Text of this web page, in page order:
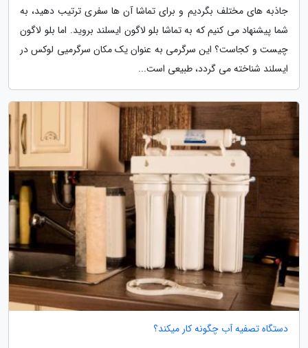
جاذبه های مختلف بگردیم و برای تماشا آن ها سفری ترتیب دهید، به
شما پیشنهاد می کنیم که به تماشا بلو لاگون ایسلند بروید. اما بلو لاگون
چیست و کجاست؟ این سرگرمی به عنوان یک مکان سرگرمیی لوکس در
ایسلند شناخته می گردد، طبیعی است...
دستگاه تصفیه آب چگونه کار میکند؟